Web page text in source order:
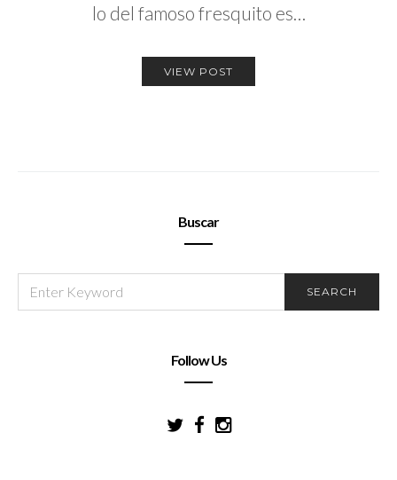
lo del famoso fresquito es…
VIEW POST
Buscar
FOR:
SEARCH
Follow Us